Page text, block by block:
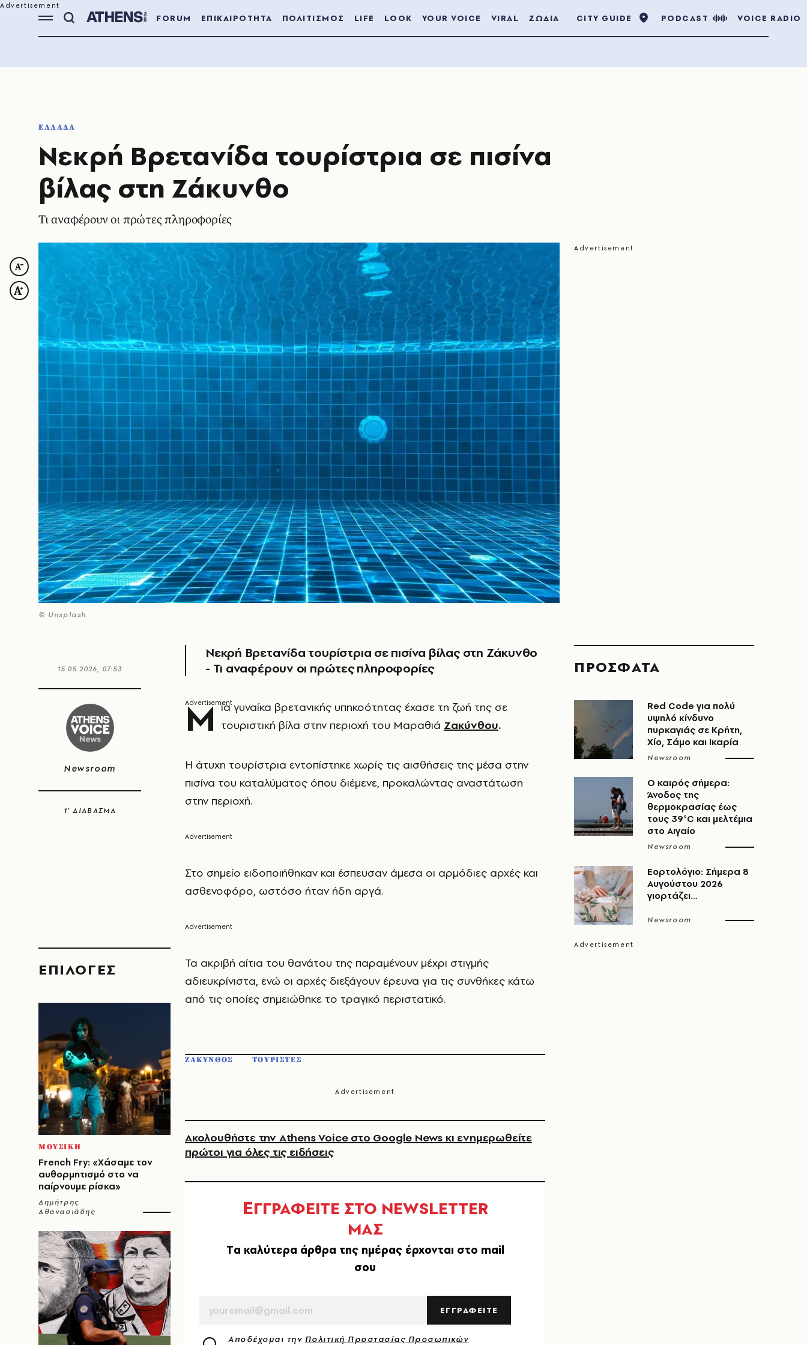
FORUM ΕΠΙΚΑΙΡΟΤΗΤΑ ΠΟΛΙΤΙΣΜΟΣ LIFE LOOK YOUR VOICE VIRAL ΖΩΔΙΑ CITY GUIDE PODCAST VOICE RADIO
ΕΛΛΑΔΑ
Νεκρή Βρετανίδα τουρίστρια σε πισίνα
βίλας στη Ζάκυνθο
Τι αναφέρουν οι πρώτες πληροφορίες
© Unsplash
15.05.2026, 07:53
Newsroom
1’ ΔΙΑΒΑΣΜΑ
EΠΙΛΟΓΈΣ
ΜΟΥΣΙΚΗ
French Fry: «Χάσαμε τον
αυθορμητισμό στο να
παίρνουμε ρίσκα»
Δημήτρης
Αθανασιάδης
Νεκρή Βρετανίδα τουρίστρια σε πισίνα βίλας στη Ζάκυνθο
- Τι αναφέρουν οι πρώτες πληροφορίες
Μ ία γυναίκα βρετανικής υπηκοότητας έχασε τη ζωή της σε
τουριστική βίλα στην περιοχή του Μαραθιά Ζακύνθου.
Η άτυχη τουρίστρια εντοπίστηκε χωρίς τις αισθήσεις της μέσα στην
πισίνα του καταλύματος όπου διέμενε, προκαλώντας αναστάτωση
στην περιοχή.
Στο σημείο ειδοποιήθηκαν και έσπευσαν άμεσα οι αρμόδιες αρχές και
ασθενοφόρο, ωστόσο ήταν ήδη αργά.
Τα ακριβή αίτια του θανάτου της παραμένουν μέχρι στιγμής
αδιευκρίνιστα, ενώ οι αρχές διεξάγουν έρευνα για τις συνθήκες κάτω
από τις οποίες σημειώθηκε το τραγικό περιστατικό.
ΖΑΚΥΝΘΟΣ ΤΟΥΡΙΣΤΕΣ
Ακολουθήστε την Athens Voice στο Google News κι ενημερωθείτε
πρώτοι για όλες τις ειδήσεις
ΕΓΓΡΑΦΕΙΤΕ ΣΤΟ NEWSLETTER
ΜΑΣ
Tα καλύτερα άρθρα της ημέρας έρχονται στο mail
σου
ΕΓΓΡΑΦΕΙΤΕ
Αποδέχομαι την Πολιτική Προστασίας Προσωπικών
ΠΡΟΣΦΑΤΑ
Red Code για πολύ
υψηλό κίνδυνο
πυρκαγιάς σε Κρήτη,
Χίο, Σάμο και Ικαρία
Newsroom
Ο καιρός σήμερα:
Άνοδος της
θερμοκρασίας έως
τους 39°C και μελτέμια
στο Αιγαίο
Newsroom
Εορτολόγιο: Σήμερα 8
Αυγούστου 2026
γιορτάζει…
Newsroom